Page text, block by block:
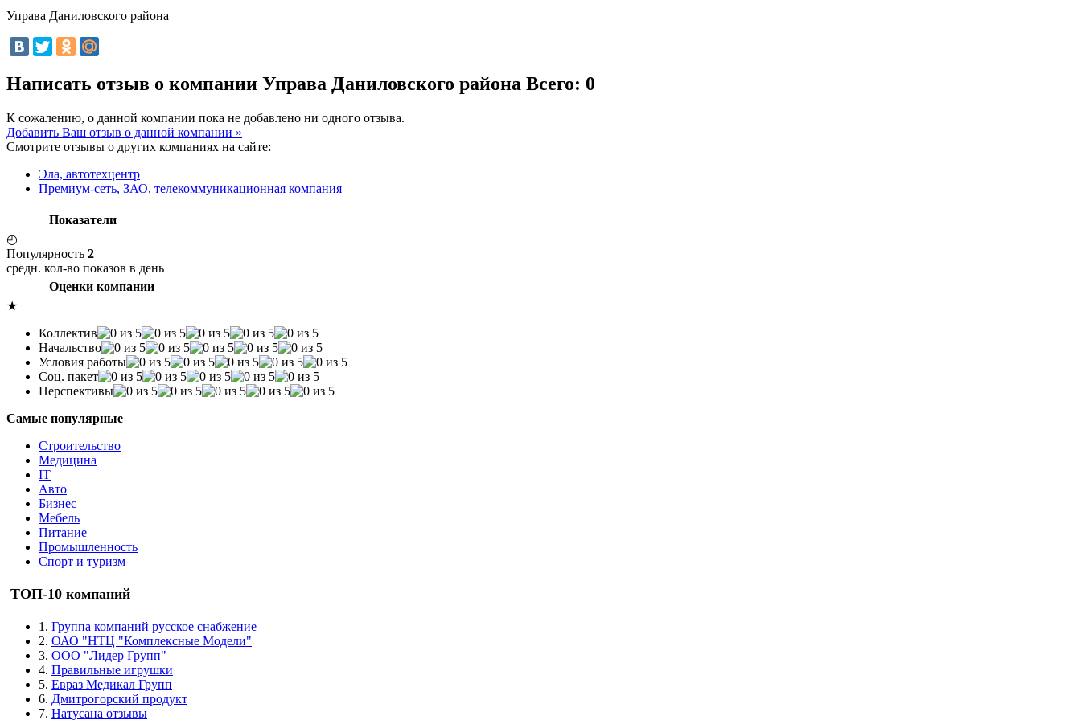
Управа Даниловского района
Написать отзыв о компании Управа Даниловского района Всего: 0
К сожалению, о данной компании пока не добавлено ни одного отзыва.
Добавить Ваш отзыв о данной компании »
Смотрите отзывы о других компаниях на сайте:
Эла, автотехцентр
Премиум-сеть, ЗАО, телекоммуникационная компания
Показатели
◴
Популярность 2
средн. кол-во показов в день
Оценки компании
★
Коллектив
Начальство
Условия работы
Соц. пакет
Перспективы
Самые популярные
Строительство
Медицина
IT
Авто
Бизнес
Мебель
Питание
Промышленность
Спорт и туризм
ТОП-10 компаний
1. Группа компаний русское снабжение
2. ОАО "НТЦ "Комплексные Модели"
3. ООО "Лидер Групп"
4. Правильные игрушки
5. Евраз Медикал Групп
6. Дмитрогорский продукт
7. Натусана отзывы